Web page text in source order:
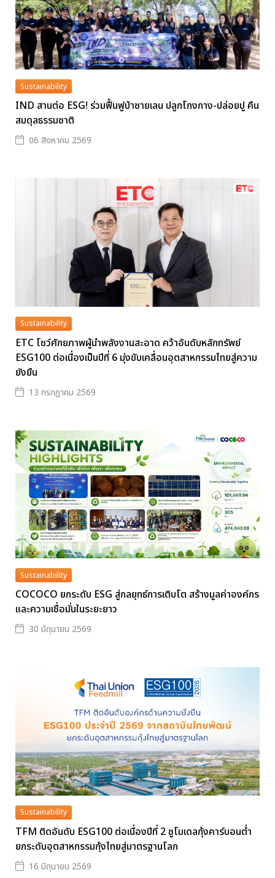
Sustainability
IND สานต่อ ESG! ร่วมฟื้นฟูป่าชายเลน ปลูกโกงกาง-ปล่อยปู คืน
สมดุลธรรมชาติ
06 สิงหาคม 2569
Sustainability
ETC โชว์ศักยภาพผู้นำพลังงานสะอาด คว้าอันดับหลักทรัพย์
ESG100 ต่อเนื่องเป็นปีที่ 6 มุ่งขับเคลื่อนอุตสาหกรรมไทยสู่ความ
ยังยืน
13 กรกฎาคม 2569
Sustainability
COCOCO ยกระดับ ESG สู่กลยุทธ์การเติบโต สร้างมูลค่าองค์กร
และความเชื่อมั่นในระยะยาว
30 มิถุนายน 2569
Sustainability
TFM ติดอันดับ ESG100 ต่อเนื่องปีที่ 2 ชูโมเดลกุ้งคาร์บอนต่ำ
ยกระดับอุตสาหกรรมกุ้งไทยสู่มาตรฐานโลก
16 มิถุนายน 2569